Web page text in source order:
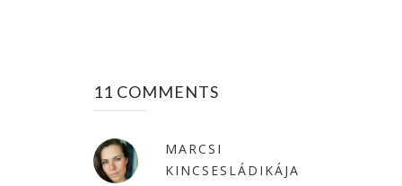
11 COMMENTS
MARCSI
KINCSESLÁDIKÁJA